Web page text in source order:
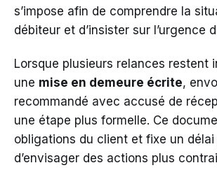
s’impose afin de comprendre la
débiteur et d’insister sur l’urgence
Lorsque plusieurs relances restent
une mise en demeure écrite,
recommandé avec accusé de
une étape plus formelle. Ce
obligations du client et fixe un
d’envisager des actions plus